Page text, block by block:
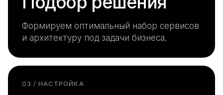
Формируем оптимальный набор сервисов
и архитектуру под задачи бизнеса.
03 / НАСТРОЙКА